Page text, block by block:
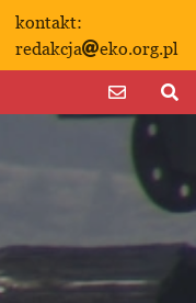
kontakt:
redakcja
eko.org.pl